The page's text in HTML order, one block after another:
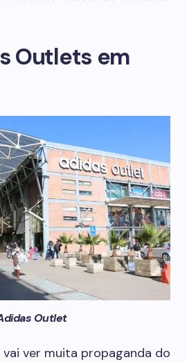
Outlets em
Outlet
vai ver muita propaganda do